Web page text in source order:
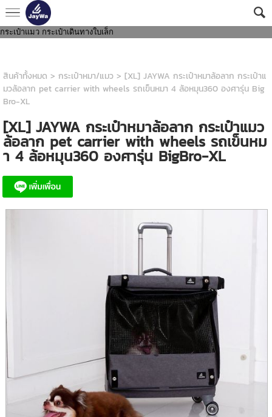
กระเป๋าสะพายล้อลาก Jaywa กระเป๋าเดินทาง กระเป๋าเดินทางล้อลาก กระเป๋าใส่
หมาล้อลาก กระเป๋าสุนัขล้อลาก กระเป๋าแมวล้อลาก กระเป๋าสัตว์เลิ้ยง กระเป๋าหมา
กระเป๋าแมว กระเป๋าเดินทางใบเล็ก
สินค้าทั้งหมด > กระเป๋าหมา/แมว> [XL] JAYWA กระเป๋าหมาล้อลาก กระเป๋าแ
มวล้อลาก pet carrier with wheels รถเข็นหมา 4 ล้อหมุน360 องศารุ่น Big
Bro-XL
[XL] JAYWA กระเป๋าหมาล้อลาก กระเป๋าแมว
ล้อลาก pet carrier with wheels รถเข็นหม
า 4 ล้อหมุน360 องศารุ่น BigBro-XL